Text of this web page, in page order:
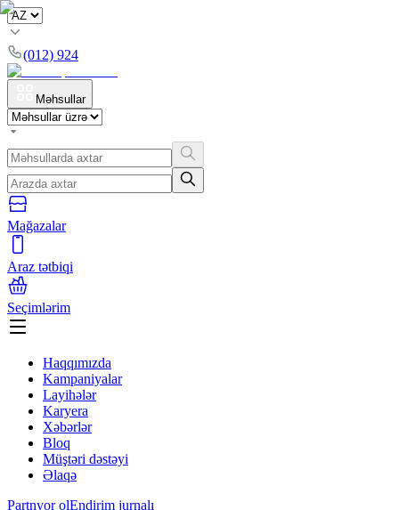
(012) 924
Məhsullar
Mağazalar
Araz tətbiqi
Seçimlərim
Haqqımızda
Kampaniyalar
Layihələr
Karyera
Xəbərlər
Bloq
Müştəri dəstəyi
Əlaqə
Partnyor olEndirim jurnalı